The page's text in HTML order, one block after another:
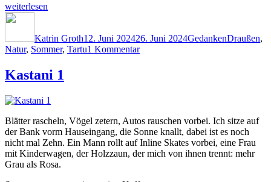
„Barfuß
durchs
weiterlesen
Katrin Groth12. Juni 202426. Juni 2024GedankenDraußen,
Natur, Sommer, Tartu1 Kommentarzu
Kastani 1
Blätter rascheln, Vögel zetern, Autos rauschen vorbei. Ich sitze auf
der Bank vorm Hauseingang, die Sonne knallt, dabei ist es noch
nicht mal Zehn. Ein Mann rollt auf Inline Skates vorbei, eine Frau
mit Kinderwagen, der Holzzaun, der mich von ihnen trennt: mehr
Grau als Rosa.